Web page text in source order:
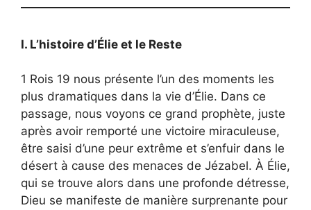
I. L’histoire d’Élie et le Reste
1 Rois 19 nous présente l’un des moments les
plus dramatiques dans la vie d’Élie. Dans ce
passage, nous voyons ce grand prophète, juste
après avoir remporté une victoire miraculeuse,
être saisi d’une peur extrême et s’enfuir dans le
désert à cause des menaces de Jézabel. À Élie,
qui se trouve alors dans une profonde détresse,
Dieu se manifeste de manière surprenante pour